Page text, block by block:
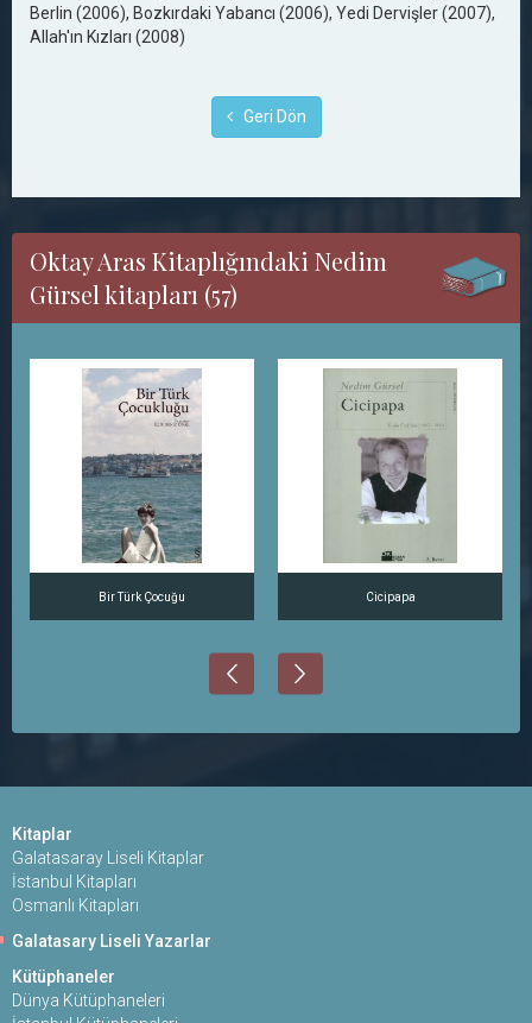
Berlin (2006), Bozkırdaki Yabancı (2006), Yedi Dervişler (2007),
Allah'ın Kızları (2008)
Geri Dön
Oktay Aras Kitaplığındaki Nedim
Gürsel kitapları (57)
Bir Türk Çocuğu Cicipapa
Kitaplar
Galatasaray Liseli Kitaplar
İstanbul Kitapları
Osmanlı Kitapları
Galatasary Liseli Yazarlar
Kütüphaneler
Dünya Kütüphaneleri